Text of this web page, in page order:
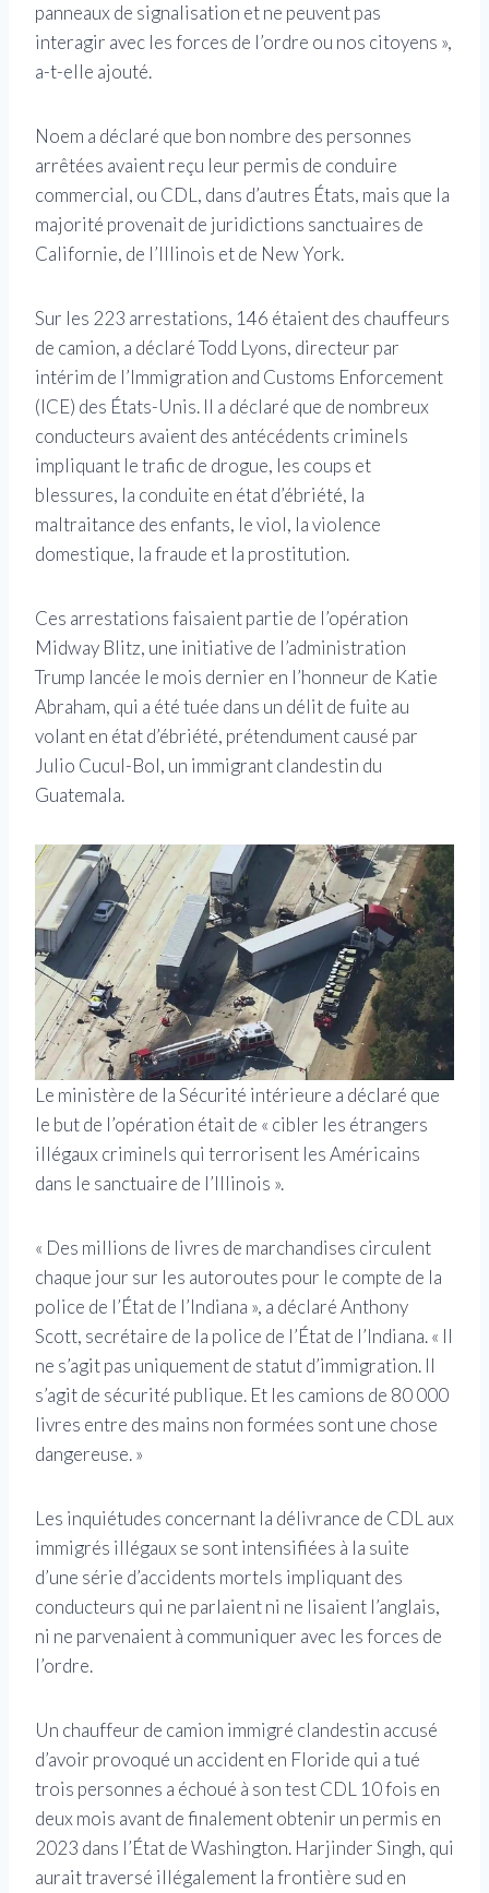
panneaux de signalisation et ne peuvent pas
interagir avec les forces de l’ordre ou nos citoyens »,
a-t-elle ajouté.
Noem a déclaré que bon nombre des personnes
arrêtées avaient reçu leur permis de conduire
commercial, ou CDL, dans d’autres États, mais que la
majorité provenait de juridictions sanctuaires de
Californie, de l’Illinois et de New York.
Sur les 223 arrestations, 146 étaient des chauffeurs
de camion, a déclaré Todd Lyons, directeur par
intérim de l’Immigration and Customs Enforcement
(ICE) des États-Unis. Il a déclaré que de nombreux
conducteurs avaient des antécédents criminels
impliquant le trafic de drogue, les coups et
blessures, la conduite en état d’ébriété, la
maltraitance des enfants, le viol, la violence
domestique, la fraude et la prostitution.
Ces arrestations faisaient partie de l’opération
Midway Blitz, une initiative de l’administration
Trump lancée le mois dernier en l’honneur de Katie
Abraham, qui a été tuée dans un délit de fuite au
volant en état d’ébriété, prétendument causé par
Julio Cucul-Bol, un immigrant clandestin du
Guatemala.
Le ministère de la Sécurité intérieure a déclaré que
le but de l’opération était de « cibler les étrangers
illégaux criminels qui terrorisent les Américains
dans le sanctuaire de l’Illinois ».
« Des millions de livres de marchandises circulent
chaque jour sur les autoroutes pour le compte de la
police de l’État de l’Indiana », a déclaré Anthony
Scott, secrétaire de la police de l’État de l’Indiana. « Il
ne s’agit pas uniquement de statut d’immigration. Il
s’agit de sécurité publique. Et les camions de 80 000
livres entre des mains non formées sont une chose
dangereuse. »
Les inquiétudes concernant la délivrance de CDL aux
immigrés illégaux se sont intensifiées à la suite
d’une série d’accidents mortels impliquant des
conducteurs qui ne parlaient ni ne lisaient l’anglais,
ni ne parvenaient à communiquer avec les forces de
l’ordre.
Un chauffeur de camion immigré clandestin accusé
d’avoir provoqué un accident en Floride qui a tué
trois personnes a échoué à son test CDL 10 fois en
deux mois avant de finalement obtenir un permis en
2023 dans l’État de Washington. Harjinder Singh, qui
aurait traversé illégalement la frontière sud en